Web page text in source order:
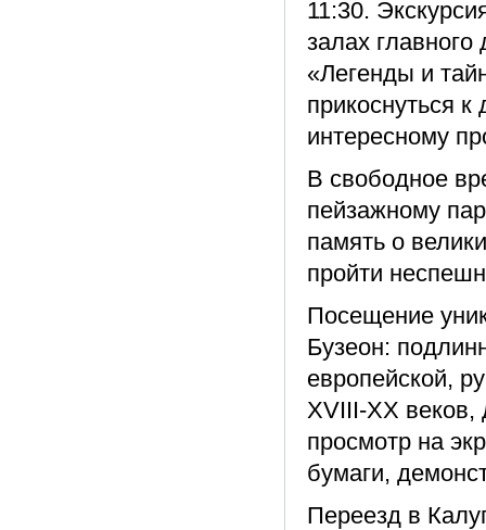
11:30.
залах
«Легенды и
прикоснуться
интересному
В свободное
пейзажному
память о
пройти
Посещение
Бузеон:
европейской,
XVIII-ХХ веков,
просмотр на
бумаги,
Переезд в